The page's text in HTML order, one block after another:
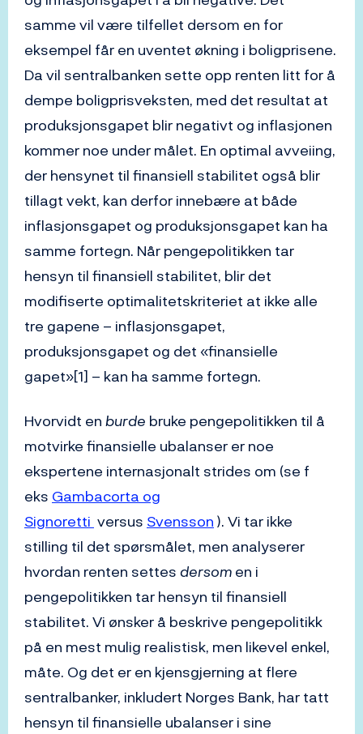
samme vil være tilfellet dersom en for
eksempel får en uventet økning i boligprisene.
Da vil sentralbanken sette opp renten litt for å
dempe boligprisveksten, med det resultat at
produksjonsgapet blir negativt og inflasjonen
kommer noe under målet. En optimal avveiing,
der hensynet til finansiell stabilitet også blir
tillagt vekt, kan derfor innebære at både
inflasjonsgapet og produksjonsgapet kan ha
samme fortegn. Når pengepolitikken tar
hensyn til finansiell stabilitet, blir det
modifiserte optimalitetskriteriet at ikke alle
tre gapene – inflasjonsgapet,
produksjonsgapet og det «finansielle
gapet»[1] – kan ha samme fortegn.
Hvorvidt enburde bruke pengepolitikken til å
motvirke finansielle ubalanser er noe
ekspertene internasjonalt strides om (se f
eks Gambacorta og
Signoretti versus Svensson). Vi tar ikke
stilling til det spørsmålet, men analyserer
hvordan renten settesdersomen i
pengepolitikken tar hensyn til finansiell
stabilitet. Vi ønsker å beskrive pengepolitikk
på en mest mulig realistisk, men likevel enkel,
måte. Og det er en kjensgjerning at flere
sentralbanker, inkludert Norges Bank, har tatt
hensyn til finansielle ubalanser i sine